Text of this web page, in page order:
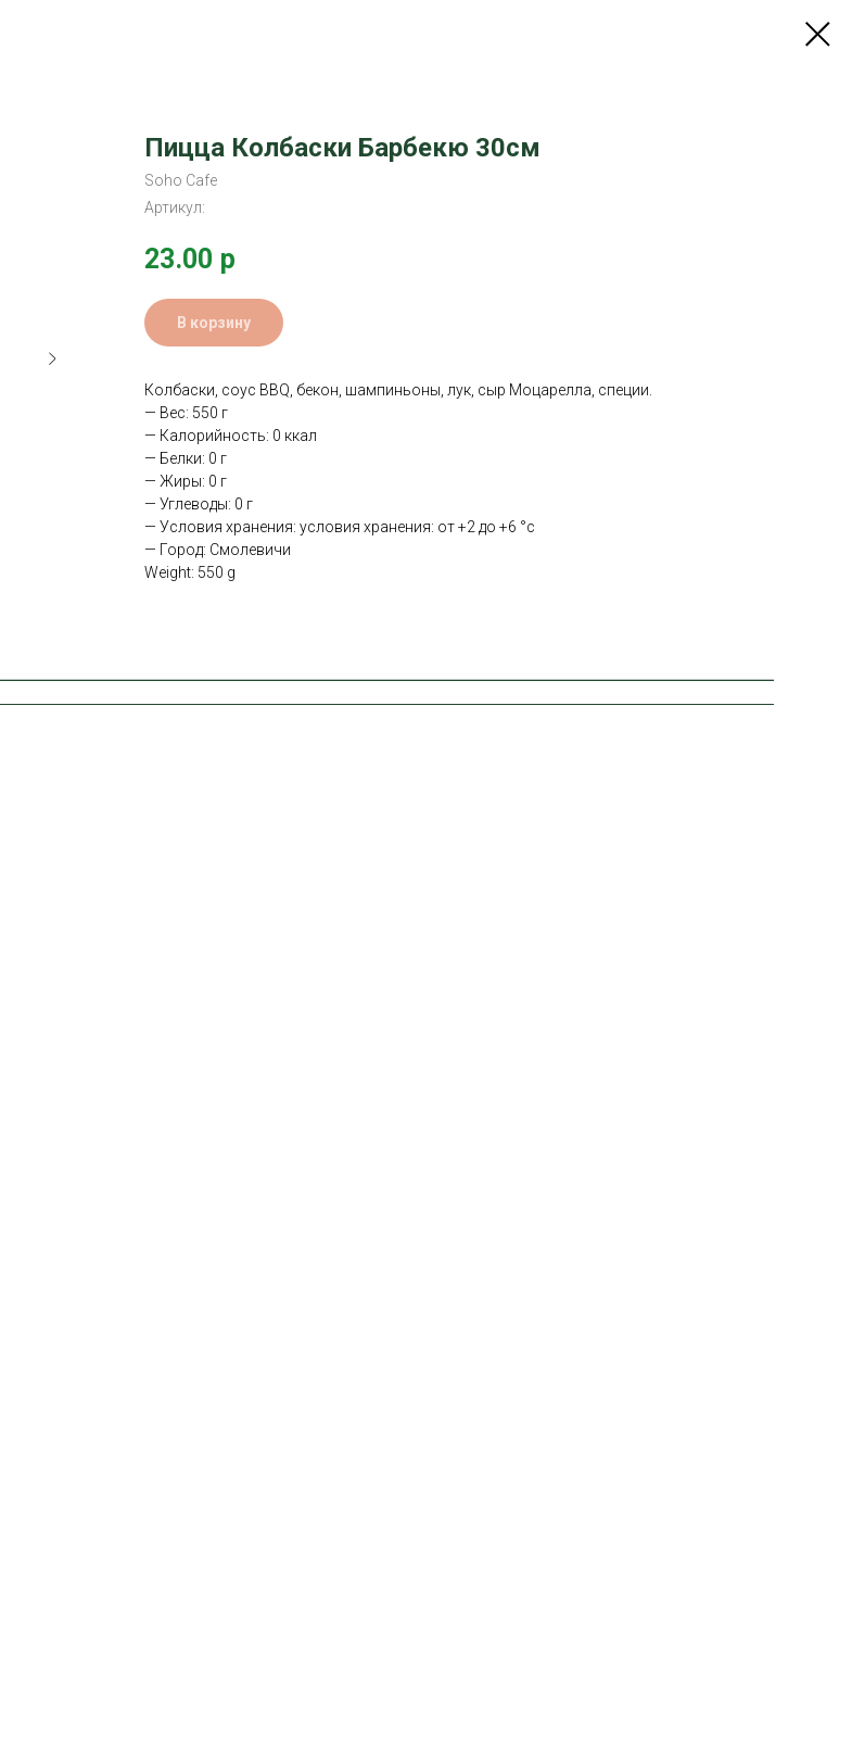
Пицца Колбаски Барбекю 30см
Soho Cafe
Артикул:
23.00 р
В корзину
Колбаски, соус BBQ, бекон, шампиньоны, лук, сыр Моцарелла, специи.
— Вес: 550 г
— Калорийность: 0 ккал
— Белки: 0 г
— Жиры: 0 г
— Углеводы: 0 г
— Условия хранения: условия хранения: от +2 до +6 °с
— Город: Смолевичи
Weight: 550 g